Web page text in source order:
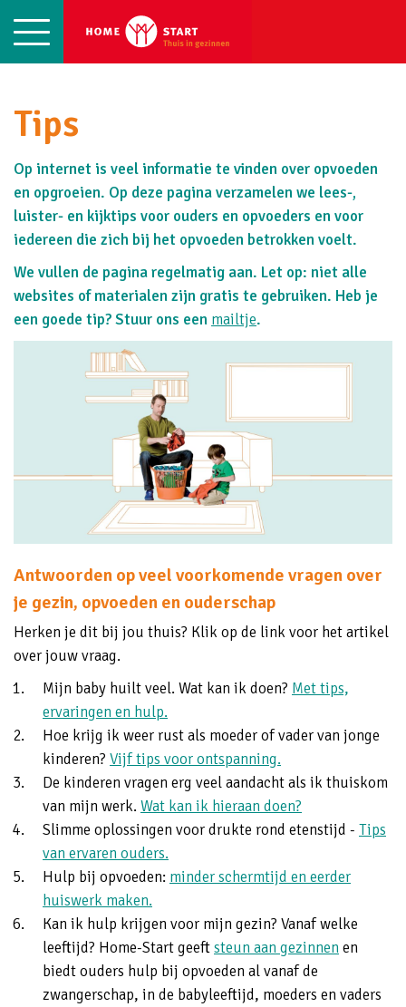
Tips
Op internet is veel informatie te vinden over opvoeden
en opgroeien. Op deze pagina verzamelen we lees-,
luister- en kijktips voor ouders en opvoeders en voor
iedereen die zich bij het opvoeden betrokken voelt.
We vullen de pagina regelmatig aan. Let op: niet alle
websites of materialen zijn gratis te gebruiken. Heb je
een goede tip? Stuur ons een mailtje.
Antwoorden op veel voorkomende vragen over
je gezin, opvoeden en ouderschap
Herken je dit bij jou thuis? Klik op de link voor het artikel
over jouw vraag.
Mijn baby huilt veel. Wat kan ik doen? Met tips,
ervaringen en hulp.
Hoe krijg ik weer rust als moeder of vader van jonge
kinderen? Vijf tips voor ontspanning.
De kinderen vragen erg veel aandacht als ik thuiskom
van mijn werk. Wat kan ik hieraan doen?
Slimme oplossingen voor drukte rond etenstijd - Tips
van ervaren ouders.
Hulp bij opvoeden: minder schermtijd en eerder
huiswerk maken.
Kan ik hulp krijgen voor mijn gezin? Vanaf welke
leeftijd? Home-Start geeftsteun aan gezinnenen
biedt ouders hulp bij opvoeden al vanaf de
zwangerschap, in de babyleeftijd, moeders en vaders